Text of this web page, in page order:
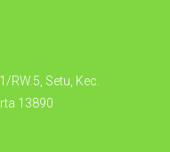
RW.5, Setu, Kec.
13890